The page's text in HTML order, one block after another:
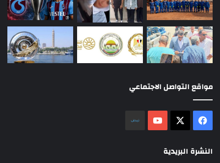
مواقع التواصل الاجتماعي
فيسبوك ‫YouTube
النشرة البريدية